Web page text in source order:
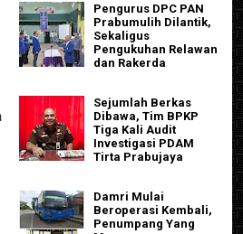
Pengurus DPC PAN
Prabumulih Dilantik,
Sekaligus
Pengukuhan Relawan
dan Rakerda
Sejumlah Berkas
Dibawa, Tim BPKP
Tiga Kali Audit
Investigasi PDAM
Tirta Prabujaya
Damri Mulai
Beroperasi Kembali,
Penumpang Yang